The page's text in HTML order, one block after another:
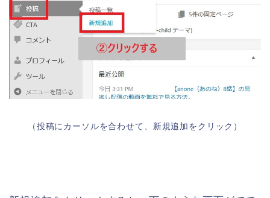
（投稿にカーソルを合わせて、新規追加をクリック）